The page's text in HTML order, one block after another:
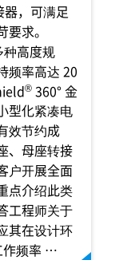
，可满足
求。
高度规
频率高达 20
®360° 金
型化紧凑电
效节约成
、母座转接
户开展全面
点介绍此类
工程师关于
其在设计环
作频率 …